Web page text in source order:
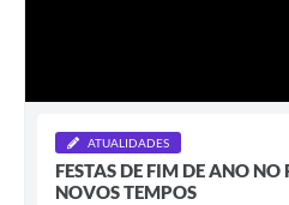
ATUALIDADES
FESTAS DE FIM DE ANO
NOVOS TEMPOS